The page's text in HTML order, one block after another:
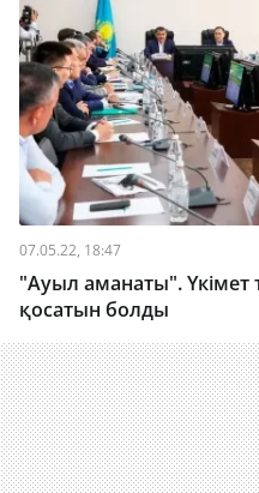
07.05.22, 18:47
"Ауыл аманаты". Үкімет
қосатын болды